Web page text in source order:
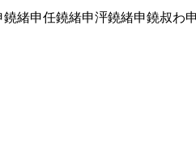
緒申任鐃緒申泙鐃緒申鐃叔わ